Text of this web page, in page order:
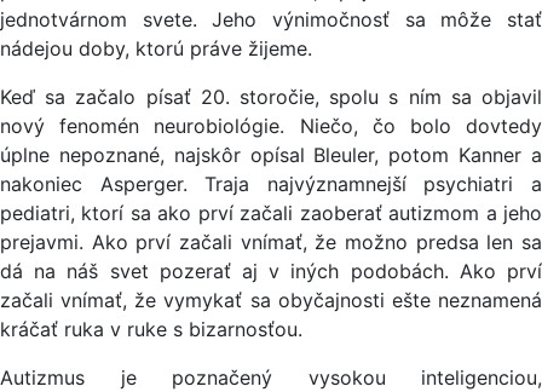
jednotvárnom svete. Jeho výnimočnosť sa môže stať
nádejou doby, ktorú práve žijeme.
Keď sa začalo písať 20. storočie, spolu s ním sa objavil
nový fenomén neurobiológie. Niečo, čo bolo dovtedy
úplne nepoznané, najskôr opísal Bleuler, potom Kanner a
nakoniec Asperger. Traja najvýznamnejší psychiatri a
pediatri, ktorí sa ako prví začali zaoberať autizmom a jeho
prejavmi. Ako prví začali vnímať, že možno predsa len sa
dá na náš svet pozerať aj v iných podobách. Ako prví
začali vnímať, že vymykať sa obyčajnosti ešte neznamená
kráčať ruka v ruke s bizarnosťou.
Autizmus je poznačený vysokou inteligenciou,